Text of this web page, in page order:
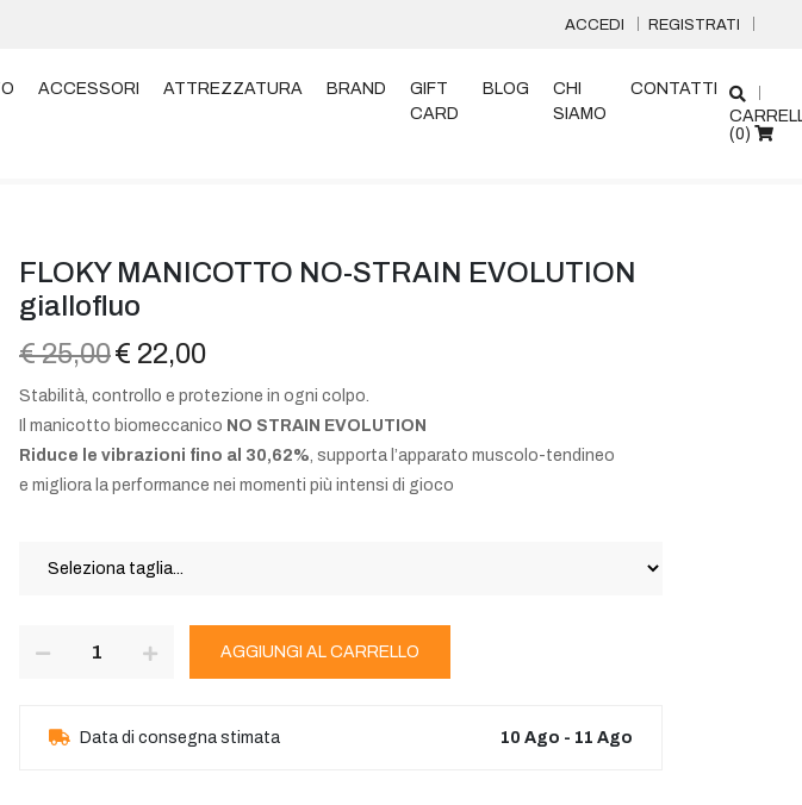
ACCEDI REGISTRATI
ACCESSORI ATTREZZATURA BRAND
GIFT
CARD
BLOG
CHI
SIAMO
CONTATTI
(0)
FLOKY MANICOTTO NO-STRAIN EVOLUTION
giallofluo
€ 25,00€ 22,00
Stabilità, controllo e protezione in ogni colpo.
Il manicotto biomeccanico NO STRAIN EVOLUTION
Riduce le vibrazioni fino al 30,62%, supporta l’apparato muscolo-tendineo
e migliora la performance nei momenti più intensi di gioco
AGGIUNGI AL CARRELLO
Data di consegna stimata 10 Ago - 11 Ago